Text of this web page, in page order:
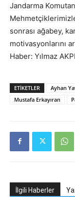
Jandarma
sonrası ağabey,
motivasyonlarını
Haber: Yılmaz
ETIKETLER Ayhan
Mustafa Erkayıran
İlgili Haberler